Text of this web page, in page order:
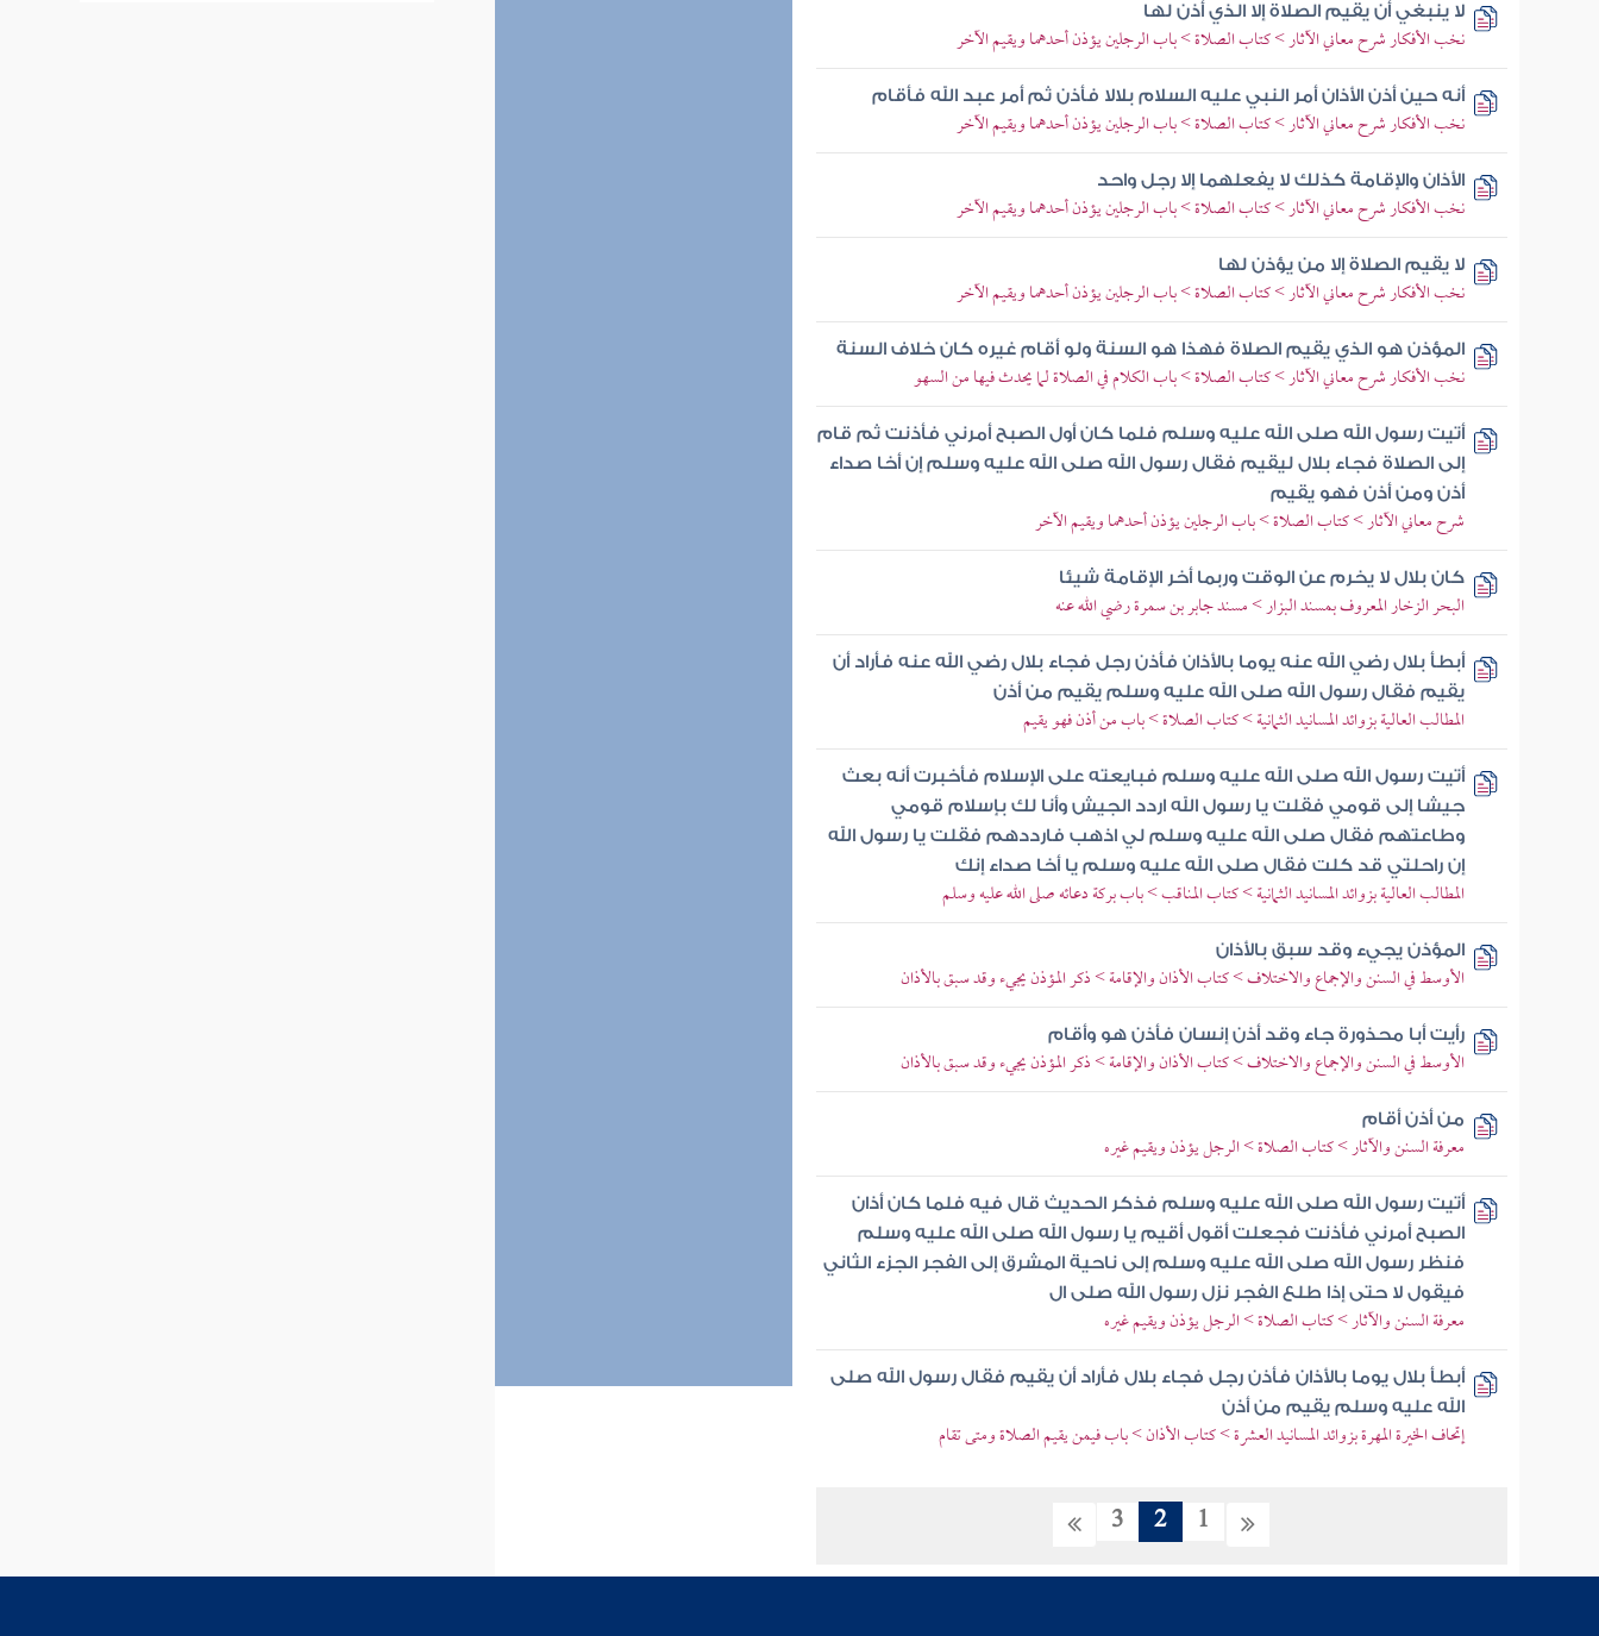
لا ينبغي أن يقيم الصلاة إلا الذي أذن لها
نخب الأفكار شرح معاني الآثار > كتاب الصلاة > باب الرجلين يؤذن أحدهما ويقيم الآخر
أنه حين أذن الأذان أمر النبي عليه السلام بلالا فأذن ثم أمر عبد الله فأقام
نخب الأفكار شرح معاني الآثار > كتاب الصلاة > باب الرجلين يؤذن أحدهما ويقيم الآخر
الأذان والإقامة كذلك لا يفعلهما إلا رجل واحد
نخب الأفكار شرح معاني الآثار > كتاب الصلاة > باب الرجلين يؤذن أحدهما ويقيم الآخر
لا يقيم الصلاة إلا من يؤذن لها
نخب الأفكار شرح معاني الآثار > كتاب الصلاة > باب الرجلين يؤذن أحدهما ويقيم الآخر
المؤذن هو الذي يقيم الصلاة فهذا هو السنة ولو أقام غيره كان خلاف السنة
نخب الأفكار شرح معاني الآثار > كتاب الصلاة > باب الكلام في الصلاة لما يحدث فيها من السهو
أتيت رسول الله صلى الله عليه وسلم فلما كان أول الصبح أمرني فأذنت ثم قام
إلى الصلاة فجاء بلال ليقيم فقال رسول الله صلى الله عليه وسلم إن أخا صداء
أذن ومن أذن فهو يقيم
شرح معاني الآثار > كتاب الصلاة > باب الرجلين يؤذن أحدهما ويقيم الآخر
كان بلال لا يخرم عن الوقت وربما أخر الإقامة شيئا
البحر الزخار المعروف بمسند البزار > مسند جابر بن سمرة رضي الله عنه
أبطأ بلال رضي الله عنه يوما بالأذان فأذن رجل فجاء بلال رضي الله عنه فأراد أن
يقيم فقال رسول الله صلى الله عليه وسلم يقيم من أذن
المطالب العالية بزوائد المسانيد الثمانية > كتاب الصلاة > باب من أذن فهو يقيم
أتيت رسول الله صلى الله عليه وسلم فبايعته على الإسلام فأخبرت أنه بعث
جيشا إلى قومي فقلت يا رسول الله اردد الجيش وأنا لك بإسلام قومي
وطاعتهم فقال صلى الله عليه وسلم لي اذهب فارددهم فقلت يا رسول الله
إن راحلتي قد كلت فقال صلى الله عليه وسلم يا أخا صداء إنك
المطالب العالية بزوائد المسانيد الثمانية > كتاب المناقب > باب بركة دعائه صلى الله عليه وسلم
المؤذن يجيء وقد سبق بالأذان
الأوسط في السنن والإجماع والاختلاف > كتاب الأذان والإقامة > ذكر المؤذن يجيء وقد سبق بالأذان
رأيت أبا محذورة جاء وقد أذن إنسان فأذن هو وأقام
الأوسط في السنن والإجماع والاختلاف > كتاب الأذان والإقامة > ذكر المؤذن يجيء وقد سبق بالأذان
من أذن أقام
معرفة السنن والآثار > كتاب الصلاة > الرجل يؤذن ويقيم غيره
أتيت رسول الله صلى الله عليه وسلم فذكر الحديث قال فيه فلما كان أذان
الصبح أمرني فأذنت فجعلت أقول أقيم يا رسول الله صلى الله عليه وسلم
فنظر رسول الله صلى الله عليه وسلم إلى ناحية المشرق إلى الفجر الجزء الثاني
فيقول لا حتى إذا طلع الفجر نزل رسول الله صلى ال
معرفة السنن والآثار > كتاب الصلاة > الرجل يؤذن ويقيم غيره
أبطأ بلال يوما بالأذان فأذن رجل فجاء بلال فأراد أن يقيم فقال رسول الله صلى
الله عليه وسلم يقيم من أذن
إتحاف الخيرة المهرة بزوائد المسانيد العشرة > كتاب الأذان > باب فيمن يقيم الصلاة ومتى تقام
1
2
3